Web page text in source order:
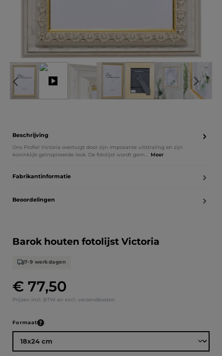
Beschrijving
Ons Profiel Victoria overtuigt door zijn imposante uitstraling en zijn
koninklijk geïnspireerde look. De fotolijst wordt gem… Meer
Fabrikantinformatie
Beoordelingen
Barok houten fotolijst Victoria
Normale prijs:
€ 77,50
Prijzen incl. BTW en excl. verzendkosten
7-9 werkdagen
Selecteer
Formaat